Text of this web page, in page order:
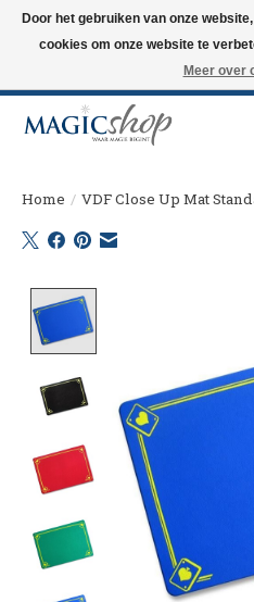
Altijd de nieuwste trucs op voorraad.
Langskomen in onze winkel? Bel of mail
Home / VDF Close Up Mat
Door het gebruiken van onze
cookies om onze website te
Meer over